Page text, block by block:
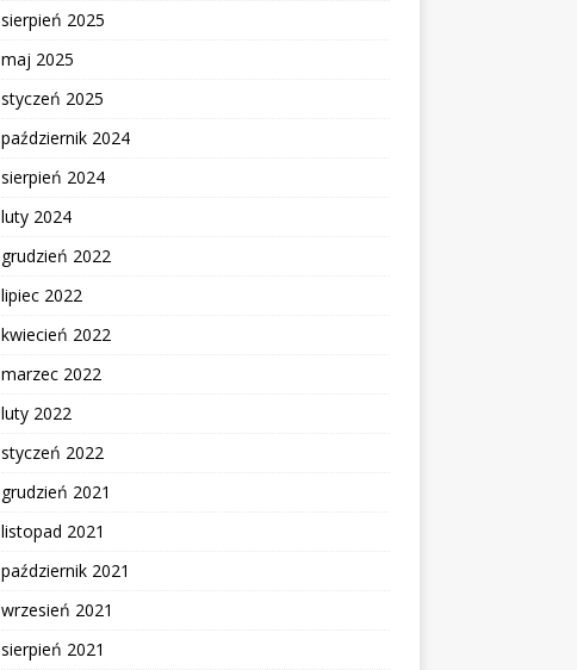
sierpień 2025
maj 2025
styczeń 2025
październik 2024
sierpień 2024
luty 2024
grudzień 2022
lipiec 2022
kwiecień 2022
marzec 2022
luty 2022
styczeń 2022
grudzień 2021
listopad 2021
październik 2021
wrzesień 2021
sierpień 2021